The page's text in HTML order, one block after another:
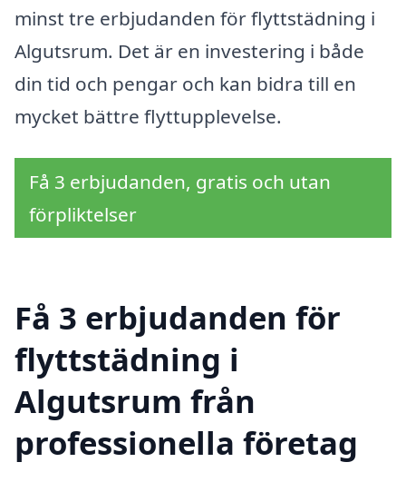
minst tre erbjudanden för flyttstädning i
Algutsrum. Det är en investering i både
din tid och pengar och kan bidra till en
mycket bättre flyttupplevelse.
Få 3 erbjudanden, gratis och utan
förpliktelser
Få 3 erbjudanden för
flyttstädning i
Algutsrum från
professionella företag